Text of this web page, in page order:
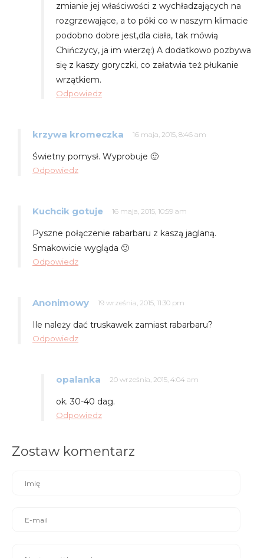
zmianie jej właściwości z wychładzających na
rozgrzewające, a to póki co w naszym klimacie
podobno dobre jest,dla ciała, tak mówią
Chińczycy, ja im wierzę:) A dodatkowo pozbywa
się z kaszy goryczki, co załatwia też płukanie
wrzątkiem.
Odpowiedz
krzywa kromeczka 16 maja, 2015, 8:46 am
Świetny pomysł. Wyprobuje 🙂
Odpowiedz
Kuchcik gotuje 16 maja, 2015, 10:59 am
Pyszne połączenie rabarbaru z kaszą jaglaną.
Smakowicie wygląda 🙂
Odpowiedz
Anonimowy 19 września, 2015, 11:30 pm
Ile należy dać truskawek zamiast rabarbaru?
Odpowiedz
opalanka 20 września, 2015, 4:04 am
ok. 30-40 dag.
Odpowiedz
Zostaw komentarz